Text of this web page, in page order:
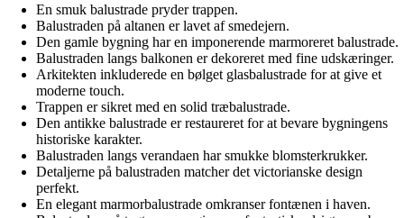
En smuk balustrade pryder trappen.
Balustraden på altanen er lavet af smedejern.
Den gamle bygning har en imponerende marmoreret balustrade.
Balustraden langs balkonen er dekoreret med fine udskæringer.
Arkitekten inkluderede en bølget glasbalustrade for at give et
moderne touch.
Trappen er sikret med en solid træbalustrade.
Den antikke balustrade er restaureret for at bevare bygningens
historiske karakter.
Balustraden langs verandaen har smukke blomsterkrukker.
Detaljerne på balustraden matcher det victorianske design
perfekt.
En elegant marmorbalustrade omkranser fontænen i haven.